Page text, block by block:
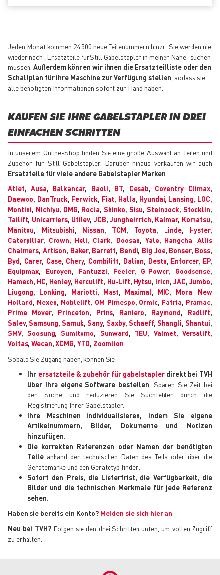
Jeden Monat kommen 24 500 neue Teilenummern hinzu. Sie werden nie
wieder nach „Ersatzteile fürStill Gabelstapler in meiner Nähe“ suchen
müssen. Außerdem können wir ihnen die Ersatzteilliste oder den
Schaltplan für ihre Maschine zur Verfügung stellen , sodass sie
alle benötigten Informationen sofort zur Hand haben.
KAUFEN SIE IHRE GABELSTAPLER IN DREI
EINFACHEN SCHRITTEN
In unserem Online-Shop finden Sie eine große Auswahl an Teilen und
Zubehör für Still Gabelstapler. Darüber hinaus verkaufen wir auch
Ersatzteile für viele andere Gabelstapler Marken:
Atlet, Ausa, Balkancar, Baoli, BT, Cesab, Coventry Climax,
Daewoo, DanTruck, Fenwick, Fiat, Halla, Hyundai, Lansing, LOC,
Montini, Nichiyu, OMG, Rocla, Shinko, Sisu, Steinbock, Stocklin,
Tailift, Unicarriers, Utilev,JCB, Jungheinrich, Kalmar, Komatsu,
Manitou, Mitsubishi, Nissan, TCM, Toyota, Linde, Hyster,
Caterpillar, Crown, Heli, Clark, Doosan, Yale, Hangcha,Allis
Chalmers, Artison, Baker, Barrett, Bendi, Big Joe, Bonser, Boss,
Byd, Carer, Case, Chery, Combilift, Dalian, Desta, Enforcer, EP,
Equipmax, Euroyen, Fantuzzi, Feeler, G-Power, Goodsense,
Hamech, HC, Henley, Herculift, Hu-Lift, Hytsu, Irion, JAC, Jumbo,
Liugong, Lonking, Mariotti, Mast, Maximal, MIC, Mora, New
Holland, Nexen, Noblelift, OM-Pimespo, Ormic, Patria, Pramac,
Prime Mover, Princeton, Prins, Raniero, Raymond, Redlift,
Salev,Samsung,Samuk,Sany, Saxby, Schaeff, Shangli,Shantui,
SMV, Soosung, Sumitomo, Sunward, TEU, Valmet, Versalift,
Voltas, Wecan, XCMG, YTO, Zoomlion
Sobald Sie Zugang haben, können Sie:
Ihr ersatzteile & zubehör für gabelstapler direkt bei TVH
über Ihre eigene Software bestellen . Sparen Sie Zeit bei
der Suche und reduzieren Sie Suchfehler durch die
Registrierung Ihrer Gabelstapler.
Ihre Maschinen individualisieren, indem Sie eigene
Artikelnummern, Bilder, Dokumente und Notizen
hinzufügen
Die korrekten Referenzen oder Namen der benötigten
Teile anhand der technischen Daten des Teils oder über die
Gerätemarke und den Gerätetyp finden.
Sofort den Preis, die Lieferfrist, die Verfügbarkeit, die
Bilder und die technischen Merkmale für jede Referenz
sehen
Haben sie bereits ein Konto? Melden sie sich hier an
Neu bei TVH?Folgen sie den drei Schritten unten, um vollen Zugriff
zu erhalten.